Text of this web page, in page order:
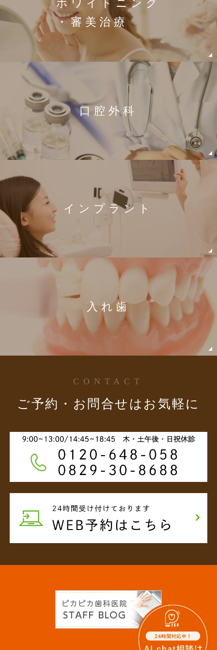
ホワイトニング
・審美治療
口腔外科
インプラント
入れ歯
CONTACT
ご予約・お問合せはお気軽に